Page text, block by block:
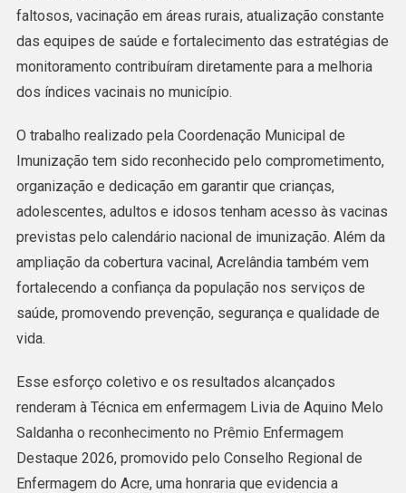
faltosos, vacinação em áreas rurais, atualização constante
das equipes de saúde e fortalecimento das estratégias de
monitoramento contribuíram diretamente para a melhoria
dos índices vacinais no município.
O trabalho realizado pela Coordenação Municipal de
Imunização tem sido reconhecido pelo comprometimento,
organização e dedicação em garantir que crianças,
adolescentes, adultos e idosos tenham acesso às vacinas
previstas pelo calendário nacional de imunização. Além da
ampliação da cobertura vacinal, Acrelândia também vem
fortalecendo a confiança da população nos serviços de
saúde, promovendo prevenção, segurança e qualidade de
vida.
Esse esforço coletivo e os resultados alcançados
renderam à Técnica em enfermagem Livia de Aquino Melo
Saldanha o reconhecimento no Prêmio Enfermagem
Destaque 2026, promovido pelo Conselho Regional de
Enfermagem do Acre, uma honraria que evidencia a